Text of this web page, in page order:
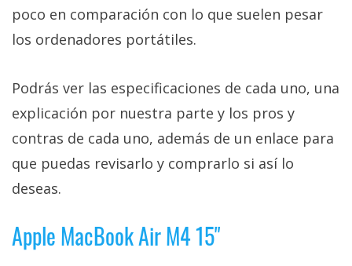
poco en comparación con lo que suelen pesar
los ordenadores portátiles.
Podrás ver las especificaciones de cada uno, una
explicación por nuestra parte y los pros y
contras de cada uno, además de un enlace para
que puedas revisarlo y comprarlo si así lo
deseas.
Apple MacBook Air M4 15"